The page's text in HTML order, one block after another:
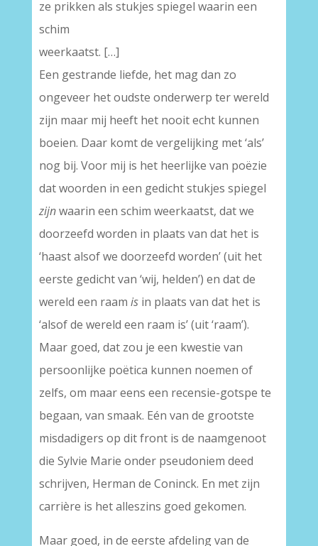
ze prikken als stukjes spiegel waarin een
schim
weerkaatst. […]
Een gestrande liefde, het mag dan zo
ongeveer het oudste onderwerp ter wereld
zijn maar mij heeft het nooit echt kunnen
boeien. Daar komt de vergelijking met ‘als’
nog bij. Voor mij is het heerlijke van poëzie
dat woorden in een gedicht stukjes spiegel
zijnwaarin een schim weerkaatst, dat we
doorzeefd worden in plaats van dat het is
‘haast alsof we doorzeefd worden’ (uit het
eerste gedicht van ‘wij, helden’) en dat de
wereld een raam isin plaats van dat het is
‘alsof de wereld een raam is’ (uit ‘raam’).
Maar goed, dat zou je een kwestie van
persoonlijke poëtica kunnen noemen of
zelfs, om maar eens een recensie-gotspe te
begaan, van smaak. Eén van de grootste
misdadigers op dit front is de naamgenoot
die Sylvie Marie onder pseudoniem deed
schrijven, Herman de Coninck. En met zijn
carrière is het alleszins goed gekomen.
Maar goed, in de eerste afdeling van de